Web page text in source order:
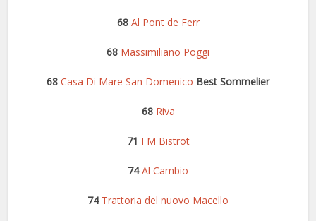
68 Al Pont de Ferr
68 Massimiliano Poggi
68 Casa Di Mare San Domenico Best Sommelier
68 Riva
71 FM Bistrot
74 Al Cambio
74 Trattoria del nuovo Macello